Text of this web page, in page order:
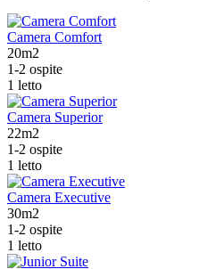
Camera Comfort
20m2
1-2 ospite
1 letto
Camera Superior
22m2
1-2 ospite
1 letto
Camera Executive
30m2
1-2 ospite
1 letto